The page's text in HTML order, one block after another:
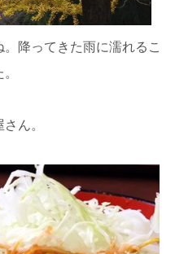
降ってきた雨に濡れるこ
ん。